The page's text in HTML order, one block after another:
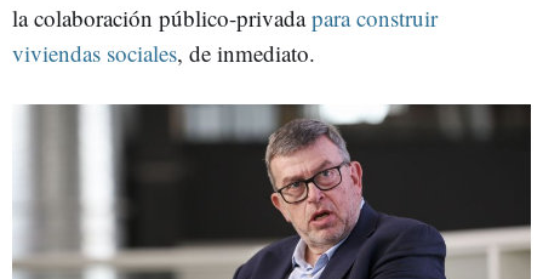
la colaboración público-privadapara construir
viviendas sociales, de inmediato.